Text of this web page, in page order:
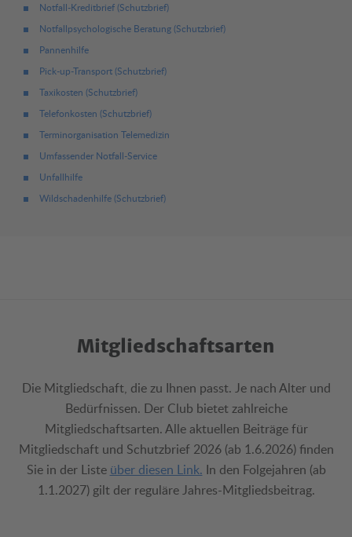
Notfall-Kreditbrief (Schutzbrief)
Notfallpsychologische Beratung (Schutzbrief)
Pannenhilfe
Pick-up-Transport (Schutzbrief)
Taxikosten (Schutzbrief)
Telefonkosten (Schutzbrief)
Terminorganisation Telemedizin
Umfassender Notfall-Service
Unfallhilfe
Wildschadenhilfe (Schutzbrief)
Mitgliedschaftsarten
Die Mitgliedschaft, die zu Ihnen passt. Je nach Alter und
Bedürfnissen. Der Club bietet zahlreiche
Mitgliedschaftsarten. Alle aktuellen Beiträge für
Mitgliedschaft und Schutzbrief 2026 (ab 1.6.2026) finden
Sie in der Liste über diesen Link. In den Folgejahren (ab
1.1.2027) gilt der reguläre Jahres-Mitgliedsbeitrag.